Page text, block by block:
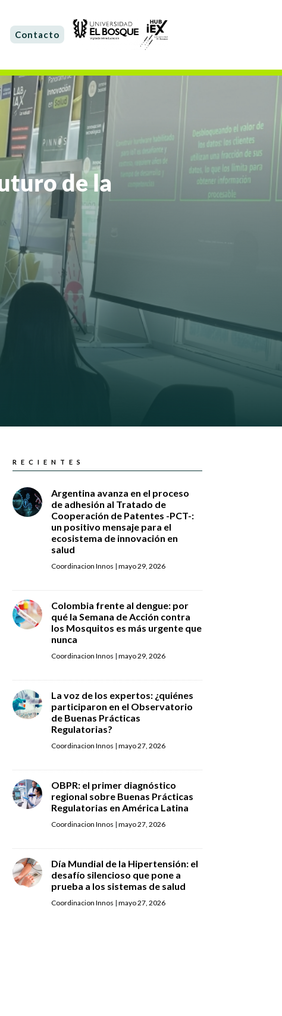
Contacto
de la
RECIENTES
Argentina avanza en el proceso
de adhesión al Tratado de
Cooperación de Patentes -PCT-:
un positivo mensaje para el
ecosistema de innovación en
salud
Coordinacion Innos | mayo 29, 2026
Colombia frente al dengue: por
qué la Semana de Acción contra
los Mosquitos es más urgente que
nunca
Coordinacion Innos | mayo 29, 2026
La voz de los expertos: ¿quiénes
participaron en el Observatorio
de Buenas Prácticas
Regulatorias?
Coordinacion Innos | mayo 27, 2026
OBPR: el primer diagnóstico
regional sobre Buenas Prácticas
Regulatorias en América Latina
Coordinacion Innos | mayo 27, 2026
Día Mundial de la Hipertensión: el
desafío silencioso que pone a
prueba a los sistemas de salud
Coordinacion Innos | mayo 27, 2026